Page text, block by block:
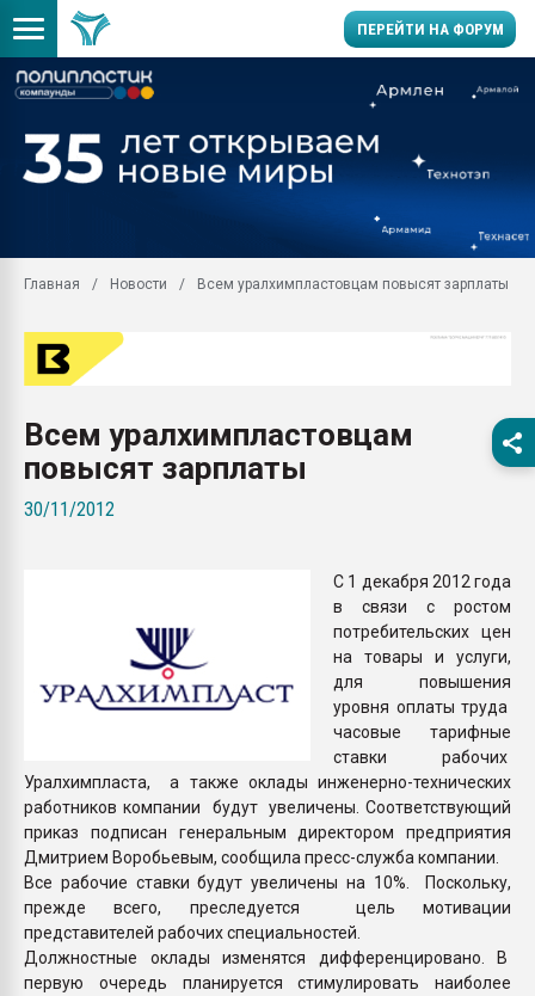
ПЕРЕЙТИ НА ФОРУМ
ближайшее
Подмосковье, Москва
первый план в
28.07.2026
вакуумного
Продам отходы
намного дороже
ПЕРЕЙТИ НА
Главная Новости Всем уралхимпластовцам повысят зарплаты
Всем уралхимпластовцам
повысят зарплаты
30/11/2012
С 1 декабря 2012 года
в связи с ростом
потребительских цен
на товары и услуги,
для повышения
уровня оплаты труда
часовые тарифные
ставки рабочих
Уралхимпласта, а также оклады инженерно-технических
работников компании будут увеличены. Соответствующий
приказ подписан генеральным директором предприятия
Дмитрием Воробьевым, сообщила пресс-служба компании.
Все рабочие ставки будут увеличены на 10%. Поскольку,
прежде всего, преследуется цель мотивации
представителей рабочих специальностей.
Должностные оклады изменятся дифференцировано. В
первую очередь планируется стимулировать наиболее